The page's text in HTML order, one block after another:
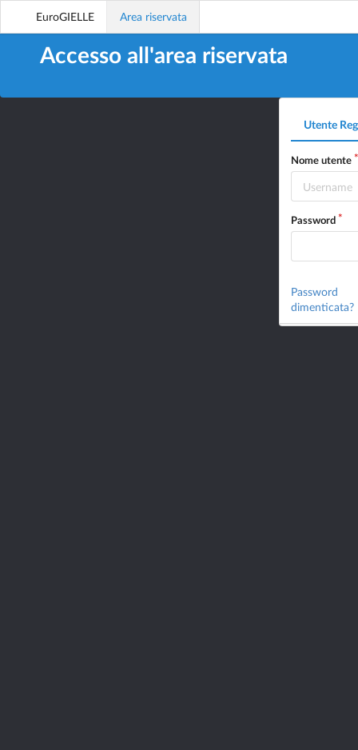
EuroGIELLE Area riservata
Accesso all'area riservata
Utente
Nome utente
Password
Password
dimenticata?